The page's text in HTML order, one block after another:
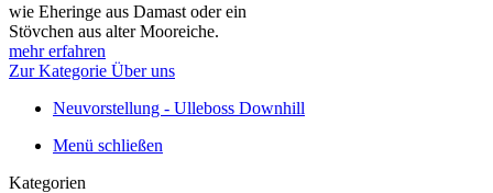
wie Eheringe aus Damast oder ein
Stövchen aus alter Mooreiche.
mehr erfahren
Zur Kategorie Über uns
Neuvorstellung - Ulleboss Downhill
Menü schließen
Kategorien